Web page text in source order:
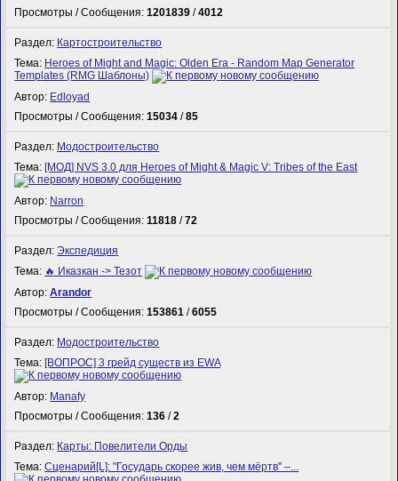
Просмотры / Сообщения:1201839 /4012
Раздел: Картостроительство
Тема: Heroes of Might and Magic: Olden Era - Random Map Generator
Templates (RMG Шаблоны)
Автор: Edloyad
Просмотры / Сообщения:15034 /85
Раздел: Модостроительство
Тема:[МОД] NVS 3.0 для Heroes of Might & Magic V: Tribes of the East
Автор: Narron
Просмотры / Сообщения:11818 /72
Раздел:Экспедиция
Тема: 🔥 Иказкан -> Тезот
Автор:Arandor
Просмотры / Сообщения:153861 /6055
Раздел: Модостроительство
Тема:[ВОПРОС] 3 грейд существ из EWA
Автор: Manafy
Просмотры / Сообщения:136 /2
Раздел: Карты: Повелители Орды
Тема:Сценарий[L]: "Государь скорее жив, чем мёртв" –...